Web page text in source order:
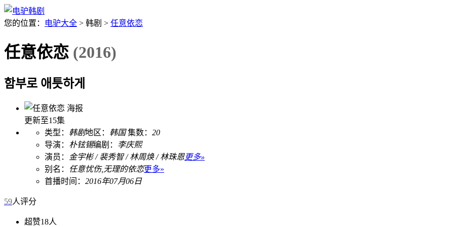
您的位置： 电驴大全 > 韩剧 > 任意依恋
任意依恋 (2016)
함부로 애틋하게
更新至15集
类型： 韩剧地区： 韩国 集数： 20
导演： 朴铉锡编剧： 李庆熙
演员：
金宇彬 / 裴秀智 / 林周焕 / 林珠恩更多»
别名：
任意忧伤,无理的依恋更多»
首播时间： 2016年07月06日
59人评分
超赞18人